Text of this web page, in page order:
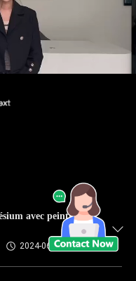
avec peinture au
2024-06-03